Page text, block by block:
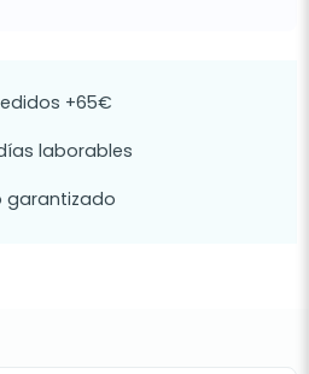
+65€
laborables
garantizado